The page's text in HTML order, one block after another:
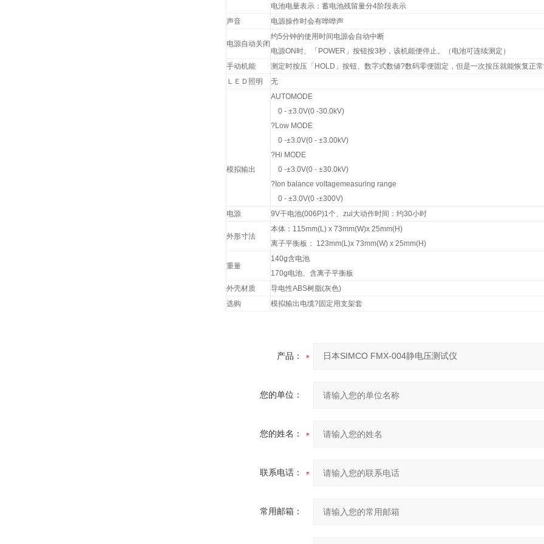
电池电量表示：蓄电池残留量分4阶段表示
声音
电源操作时会有哗哗声
电源自动关闭
约5分钟的使用时间电源会自动中断
电源ON时、「POWER」按钮按3秒，该机能便停止。（电池可连续测定）
手动机能
测定时按压「HOLD」按钮、数字式数値?数码零便固定，但是一次按压就能恢复正
ＬＥＤ照明
无
模拟输出
AUTOMODE
0 - ±3.0V(0 -30.0kV)
?Low MODE
0 -±3.0V(0 - ±3.00kV)
?Hi MODE
0 -±3.0V(0 - ±30.0kV)
?Ion balance voltagemeasuring range
0 - ±3.0V(0 -±300V)
电源
9V干电池(006P)1个、zui大动作时间：约30小时
外形寸法
本体：115mm(L) x 73mm(W)x 25mm(H)
离子平衡板： 123mm(L)x 73mm(W) x 25mm(H)
重量
140g含电池
170g电池、含离子平衡板
外壳材质
导电性ABS树脂(灰色)
选购
模拟输出电缆?固定用支架套
产品：
您的单位：
您的姓名：
联系电话：
常用邮箱：